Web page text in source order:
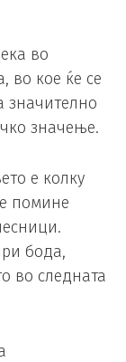
во
во кое ќе се
значително
значење.
е колку
помине
бода,
во следната